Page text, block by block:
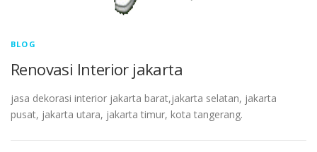
BLOG
Renovasi Interior jakarta
jasa dekorasi interior jakarta barat,jakarta selatan, jakarta
pusat, jakarta utara, jakarta timur, kota tangerang.